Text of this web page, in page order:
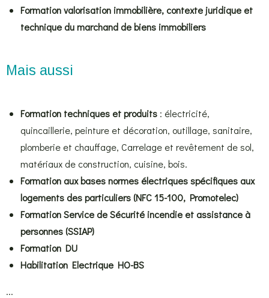
Formation valorisation immobilière, contexte juridique et
technique du marchand de biens immobiliers
Mais aussi
Formation techniques et produits : électricité,
quincaillerie, peinture et décoration, outillage, sanitaire,
plomberie et chauffage, Carrelage et revêtement de sol,
matériaux de construction, cuisine, bois.
Formation aux bases normes électriques spécifiques aux
logements des particuliers (NFC 15-100, Promotelec)
Formation Service de Sécurité incendie et assistance à
personnes (SSIAP)
Formation DU
Habilitation Electrique HO-BS
...